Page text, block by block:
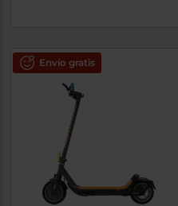
Envío gratis